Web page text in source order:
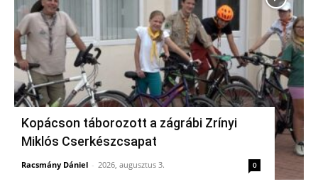
Kopácson táborozott a zágrábi Zrínyi
Miklós Cserkészcsapat
Racsmány Dániel - 2026, augusztus 3. 0